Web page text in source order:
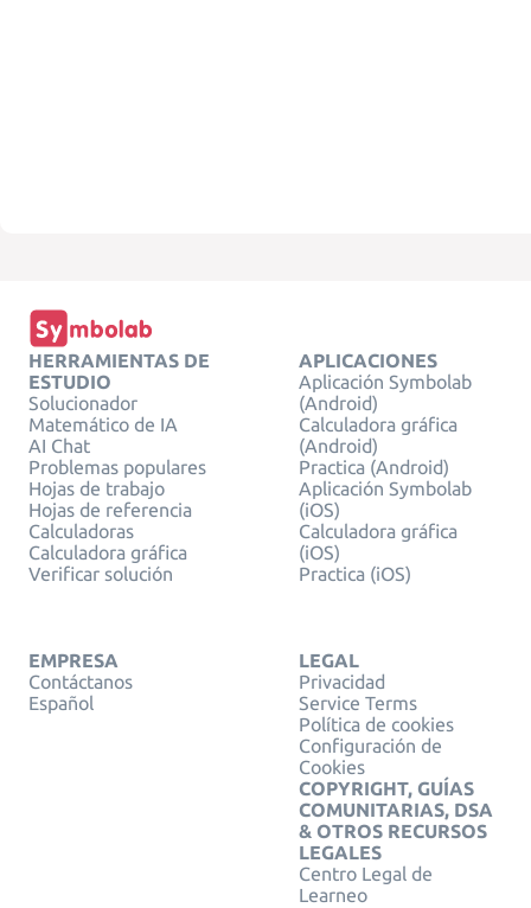
HERRAMIENTAS DE
ESTUDIO
Solucionador
Matemático de IA
AI Chat
Problemas populares
Hojas de trabajo
Hojas de referencia
Calculadoras
Calculadora gráfica
Verificar solución
APLICACIONES
Aplicación Symbolab
(Android)
Calculadora gráfica
(Android)
Practica (Android)
Aplicación Symbolab
(iOS)
Calculadora gráfica
(iOS)
Practica (iOS)
EMPRESA
Contáctanos
Español
LEGAL
Privacidad
Service Terms
Política de cookies
Configuración de
Cookies
COPYRIGHT, GUÍAS
COMUNITARIAS, DSA
& OTROS RECURSOS
LEGALES
Centro Legal de
Learneo